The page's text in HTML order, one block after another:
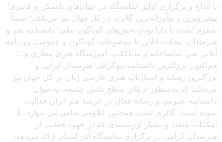
با ابداع و برگزاری اولین نمایشگاه در جهان‌های ناممکن و فانتزی؛
پیشروترین و نوآورانه‌ترین گالری در کل جهان نیز می‌باشد؛ ضمناً
پلتفرم لیلیت با دارا بودن بخش‌های گوناگون نظیر: دانشنامه هنر و
هنرمندان، مجلات آنلاین با موضوعات گوناگون و عمومی، روزنامه
آنلاین هنر، تماشاخانه و مدیاکلاب، آموزشگاه هنری مجازی و…؛
هم‌اکنون بزرگترین دانشنامه بیوگرافی هنرمندان ایرانی و
بزرگترین رسانه و استارتاپ هنری فارسی زبان در کل جهان نیز
می‌باشد که به‌منظور ارتقای سطح دانش جامعه، به‌عنوان
دانشنامه عمومی و رسانهٔ فعال در عرصهٔ هنر ایران فعالیت
نموده است؛ گالری لیلیت همچنین علاوه‌بر تمامی این موارد، با
امکانات متعدد و بسیار ارزشمندی که در جهت حمایت از
هنرمندان گرامی در برگزاری نمایشگاه آثار ایشان ارائه می‌دهد،